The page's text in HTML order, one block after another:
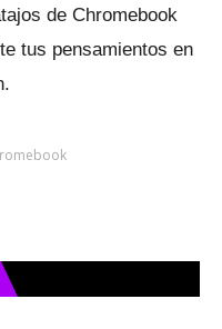
de Chromebook
tus pensamientos en